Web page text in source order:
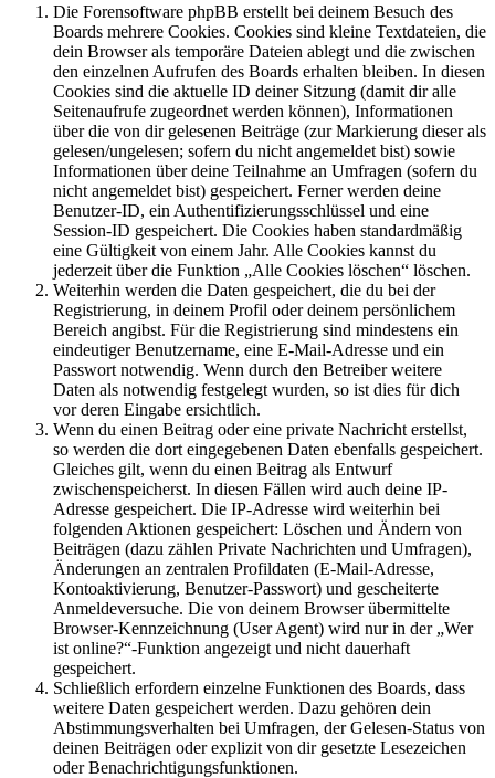
Die Forensoftware phpBB erstellt bei deinem Besuch des
Boards mehrere Cookies. Cookies sind kleine Textdateien, die
dein Browser als temporäre Dateien ablegt und die zwischen
den einzelnen Aufrufen des Boards erhalten bleiben. In diesen
Cookies sind die aktuelle ID deiner Sitzung (damit dir alle
Seitenaufrufe zugeordnet werden können), Informationen
über die von dir gelesenen Beiträge (zur Markierung dieser als
gelesen/ungelesen; sofern du nicht angemeldet bist) sowie
Informationen über deine Teilnahme an Umfragen (sofern du
nicht angemeldet bist) gespeichert. Ferner werden deine
Benutzer-ID, ein Authentifizierungsschlüssel und eine
Session-ID gespeichert. Die Cookies haben standardmäßig
eine Gültigkeit von einem Jahr. Alle Cookies kannst du
jederzeit über die Funktion „Alle Cookies löschen“ löschen.
Weiterhin werden die Daten gespeichert, die du bei der
Registrierung, in deinem Profil oder deinem persönlichem
Bereich angibst. Für die Registrierung sind mindestens ein
eindeutiger Benutzername, eine E-Mail-Adresse und ein
Passwort notwendig. Wenn durch den Betreiber weitere
Daten als notwendig festgelegt wurden, so ist dies für dich
vor deren Eingabe ersichtlich.
Wenn du einen Beitrag oder eine private Nachricht erstellst,
so werden die dort eingegebenen Daten ebenfalls gespeichert.
Gleiches gilt, wenn du einen Beitrag als Entwurf
zwischenspeicherst. In diesen Fällen wird auch deine IP-
Adresse gespeichert. Die IP-Adresse wird weiterhin bei
folgenden Aktionen gespeichert: Löschen und Ändern von
Beiträgen (dazu zählen Private Nachrichten und Umfragen),
Änderungen an zentralen Profildaten (E-Mail-Adresse,
Kontoaktivierung, Benutzer-Passwort) und gescheiterte
Anmeldeversuche. Die von deinem Browser übermittelte
Browser-Kennzeichnung (User Agent) wird nur in der „Wer
ist online?“-Funktion angezeigt und nicht dauerhaft
gespeichert.
Schließlich erfordern einzelne Funktionen des Boards, dass
weitere Daten gespeichert werden. Dazu gehören dein
Abstimmungsverhalten bei Umfragen, der Gelesen-Status von
deinen Beiträgen oder explizit von dir gesetzte Lesezeichen
oder Benachrichtigungsfunktionen.